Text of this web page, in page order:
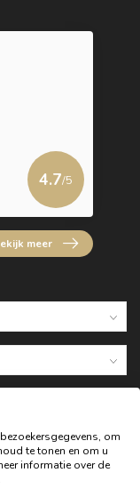
4.7/5
meer
om
te tonen en om u
informatie over de